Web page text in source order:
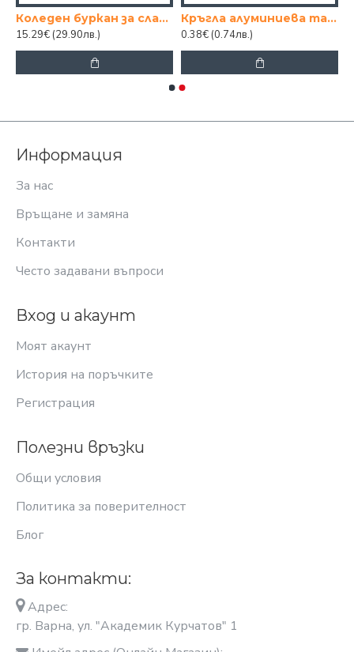
Коледен буркан за сладки - Снежен човек 30СМ.
15.29€ (29.90лв.)
Кръгла алуминиева тава за еднократна употреба 23 см
0.38€ (0.74лв.)
Информация
За нас
Връщане и замяна
Контакти
Често задавани въпроси
Вход и акаунт
Моят акаунт
История на поръчките
Регистрация
Полезни връзки
Общи условия
Политика за поверителност
Блог
За контакти:
Адрес:
гр. Варна, ул. "Академик Курчатов" 1